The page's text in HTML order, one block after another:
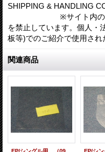
SHIPPING & HANDLING
※サイト内のすべて
を禁止しています。個人・
板等)でのご紹介で使用さ
関連商品